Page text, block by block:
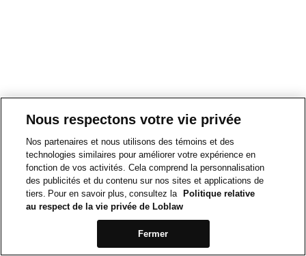
Nous respectons votre vie privée
Nos partenaires et nous utilisons des témoins et des
technologies similaires pour améliorer votre expérience en
fonction de vos activités. Cela comprend la personnalisation
des publicités et du contenu sur nos sites et applications de
tiers. Pour en savoir plus, consultez la
Politique relative
au respect de la vie privée de Loblaw
Fermer